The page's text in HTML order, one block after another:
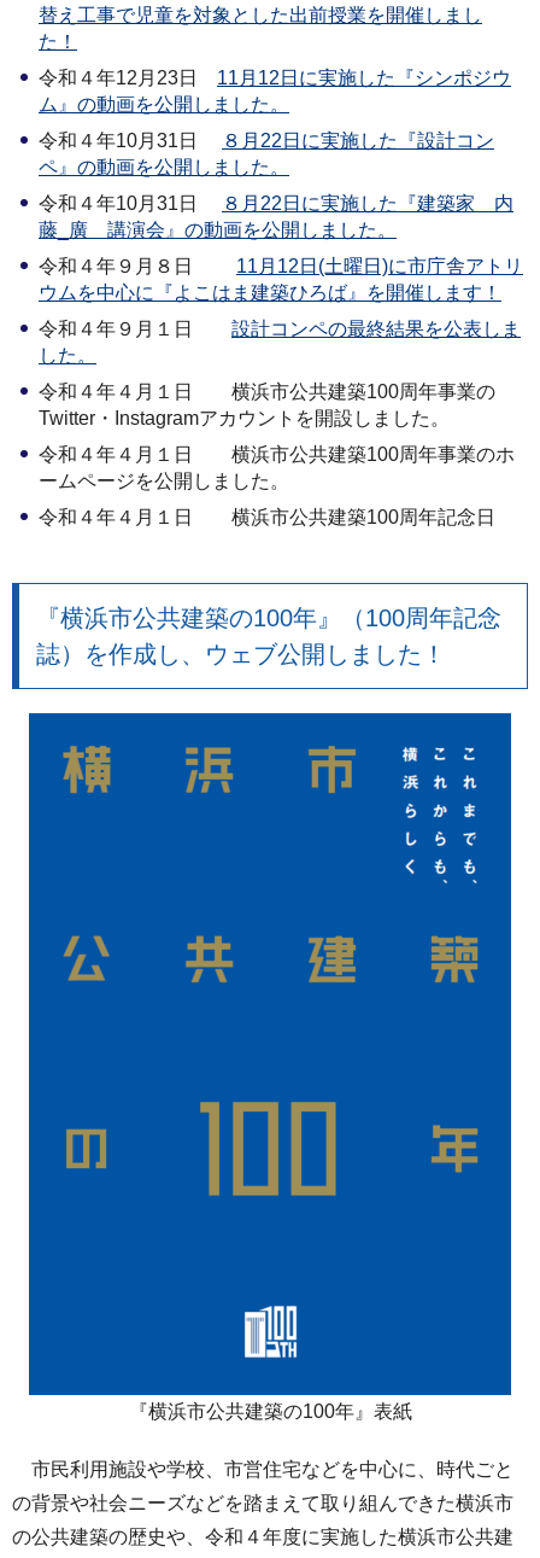
替え工事で児童を対象とした出前授業を開催しまし
た！
令和４年12月23日 11月12日に実施した『シンポジウ
ム』の動画を公開しました。
令和４年10月31日
８月22日に実施した『設計コン
ペ』の動画を公開しました。
令和４年10月31日
８月22日に実施した『建築家＿内
藤_廣＿講演会』の動画を公開しました。
令和４年９月８日 11月12日(土曜日)に市庁舎アトリ
ウムを中心に『よこはま建築ひろば』を開催します！
令和４年９月１日 設計コンペの最終結果を公表しま
した。
令和４年４月１日 横浜市公共建築100周年事業の
Twitter・Instagramアカウントを開設しました。
令和４年４月１日 横浜市公共建築100周年事業のホ
ームページを公開しました。
令和４年４月１日 横浜市公共建築100周年記念日
『横浜市公共建築の100年』（100周年記念
誌）を作成し、ウェブ公開しました！
『横浜市公共建築の100年』表紙
市民利用施設や学校、市営住宅などを中心に、時代ごと
の背景や社会ニーズなどを踏まえて取り組んできた横浜市
の公共建築の歴史や、令和４年度に実施した横浜市公共建